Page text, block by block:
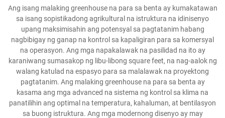
Ang isang malaking greenhouse na para sa benta ay kumakatawan
sa isang sopistikadong agrikultural na istruktura na idinisenyo
upang maksimisahin ang potensyal sa pagtatanim habang
nagbibigay ng ganap na kontrol sa kapaligiran para sa komersyal
na operasyon. Ang mga napakalawak na pasilidad na ito ay
karaniwang sumasakop ng libu-libong square feet, na nag-aalok ng
walang katulad na espasyo para sa malalawak na proyektong
pagtatanim. Ang malaking greenhouse na para sa benta ay
kasama ang mga advanced na sistema ng kontrol sa klima na
panatilihin ang optimal na temperatura, kahaluman, at bentilasyon
sa buong istruktura. Ang mga modernong disenyo ay may